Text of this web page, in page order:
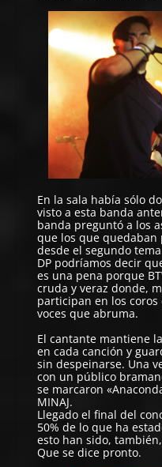
En la sala había sólo
visto a esta banda
banda preguntó a los
que los que
desde el segundo
DP podríamos decir
es una pena porque
cruda y veraz donde,
participan en los
voces que abruma.
El cantante mantiene
en cada canción y
sin despeinarse. Una
con un público
se marcaron
MINAJ.
Llegado el final del
50% de lo que ha
esto han sido,
Que se dice pronto.